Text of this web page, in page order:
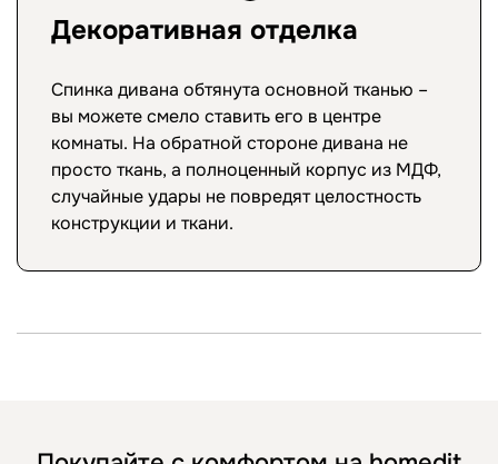
Декоративная отделка
Спинка дивана обтянута основной тканью –
вы можете смело ставить его в центре
комнаты. На обратной стороне дивана не
просто ткань, а полноценный корпус из МДФ,
случайные удары не повредят целостность
конструкции и ткани.